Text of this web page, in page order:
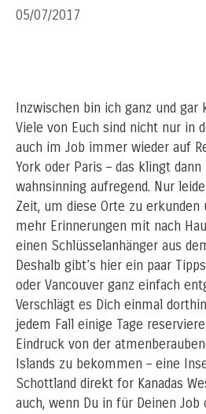
05/07/2017
Inzwischen bin ich ganz und gar
Viele von Euch sind nicht nur in
auch im Job immer wieder auf
York oder Paris – das klingt
wahnsinning aufregend. Nur
Zeit, um diese Orte zu erkunden
mehr Erinnerungen mit nach
einen Schlüsselanhänger aus
Deshalb gibt’s hier ein paar
oder Vancouver ganz einfach
Verschlägt es Dich einmal
jedem Fall einige Tage
Eindruck von der
Islands zu bekommen – eine
Schottland direkt for Kanadas
auch, wenn Du in für Deinen Job